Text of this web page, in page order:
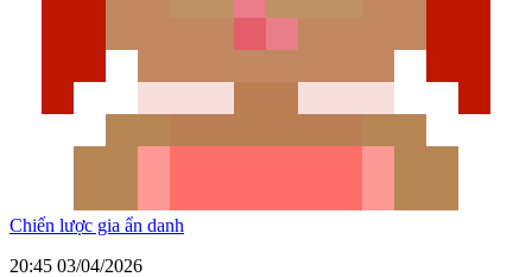
Chiến lược gia ẩn danh
20:45 03/04/2026